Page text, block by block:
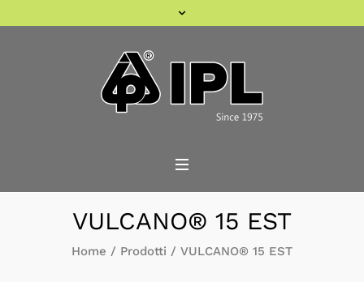
VULCANO® 15 EST
Home / Prodotti / VULCANO® 15 EST